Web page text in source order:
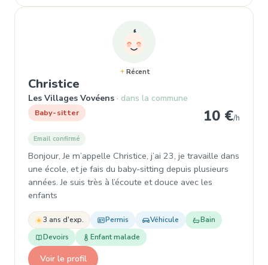
Récent
Christice
Les Villages Vovéens dans la commune
Baby-sitter 10 €/h
Email confirmé
Bonjour, Je m’appelle Christice, j’ai 23, je travaille dans
une école, et je fais du baby-sitting depuis plusieurs
années. Je suis très à l’écoute et douce avec les
enfants
3 ans d'exp. Permis Véhicule
Bain
Devoirs
Enfant malade
Voir le profil